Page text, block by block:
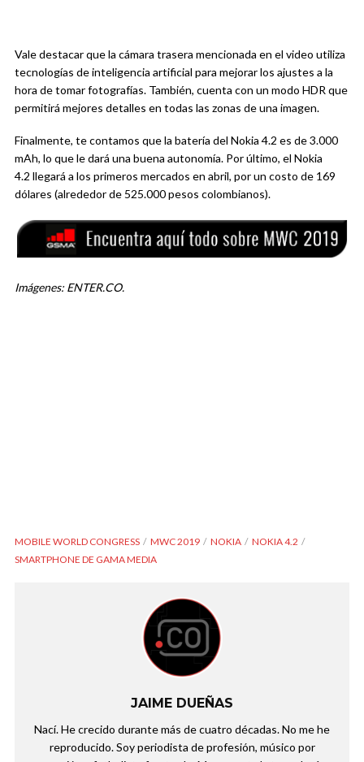
Vale destacar que la cámara trasera mencionada en el video utiliza
tecnologías de inteligencia artificial para mejorar los ajustes a la
hora de tomar fotografías. También, cuenta con un modo HDR que
permitirá mejores detalles en todas las zonas de una imagen.
Finalmente, te contamos que la batería del Nokia 4.2 es de 3.000
mAh, lo que le dará una buena autonomía. Por último, el Nokia
4.2 llegará a los primeros mercados en abril, por un costo de 169
dólares (alrededor de 525.000 pesos colombianos).
Imágenes: ENTER.CO.
MOBILE WORLD CONGRESS MWC 2019 NOKIA
NOKIA 4.2
SMARTPHONE DE GAMA MEDIA
JAIME DUEÑAS
Nací. He crecido durante más de cuatro décadas. No me he
reproducido. Soy periodista de profesión, músico por